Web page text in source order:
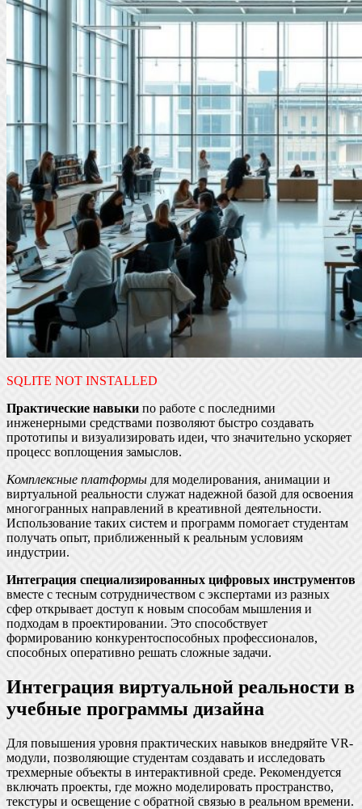
SQLITE NOT INSTALLED
Практические навыки по работе с последними
инженерными средствами позволяют быстро создавать
прототипы и визуализировать идеи, что значительно ускоряет
процесс воплощения замыслов.
Комплексные платформы для моделирования, анимации и
виртуальной реальности служат надежной базой для освоения
многогранных направлений в креативной деятельности.
Использование таких систем и программ помогает студентам
получать опыт, приближенный к реальным условиям
индустрии.
Интеграция специализированных цифровых инструментов
вместе с тесным сотрудничеством с экспертами из разных
сфер открывает доступ к новым способам мышления и
подходам в проектировании. Это способствует
формированию конкурентоспособных профессионалов,
способных оперативно решать сложные задачи.
Интеграция виртуальной реальности в
учебные программы дизайна
Для повышения уровня практических навыков внедряйте VR-
модули, позволяющие студентам создавать и исследовать
трехмерные объекты в интерактивной среде. Рекомендуется
включать проекты, где можно моделировать пространство,
текстуры и освещение с обратной связью в реальном времени.